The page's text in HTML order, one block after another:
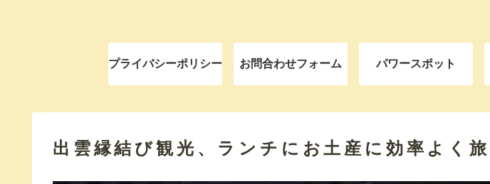
プライバシーポリシー お問合わせフォーム パワースポット
出雲縁結び観光、ランチにお土産に効率よく